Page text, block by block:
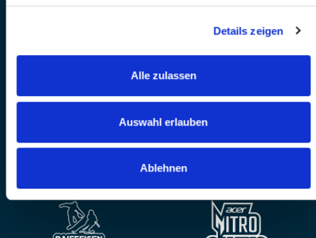
Details zeigen
Alle zulassen
Auswahl erlauben
Ablehnen